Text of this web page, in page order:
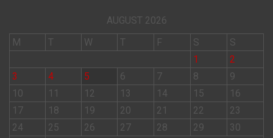
AUGUST 2026
M
T W T F S
S
1
2
3
4 5 6 7 8
9
10
11 12 13 14 15
16
17
18 19 20 21 22
23
24
25 26 27 28 29
30